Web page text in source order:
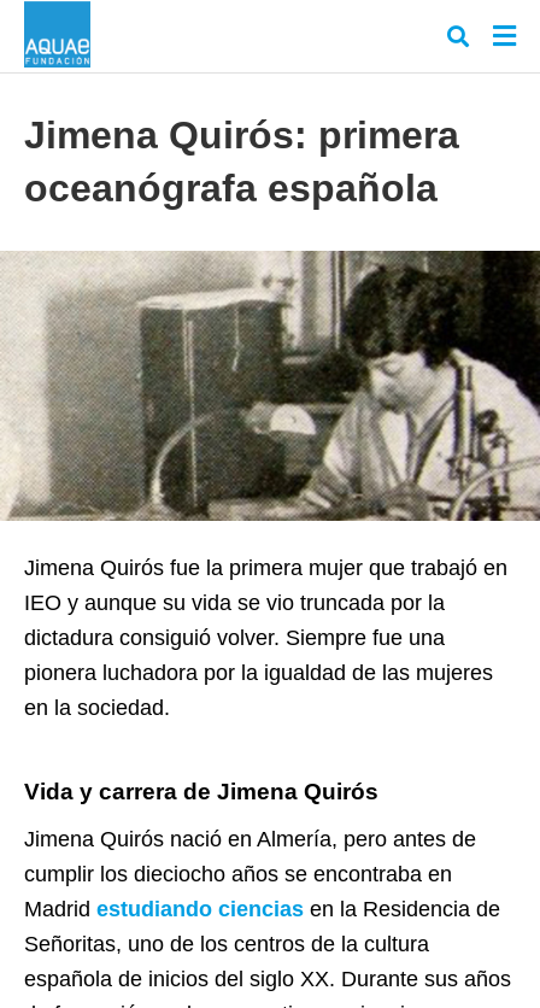
y
Jimena Quirós: primera
oceanógrafa española
Jimena Quirós fue la primera mujer que trabajó en
IEO y aunque su vida se vio truncada por la
dictadura consiguió volver. Siempre fue una
pionera luchadora por la igualdad de las mujeres
en la sociedad.
Vida y carrera de Jimena Quirós
Jimena Quirós nació en Almería, pero antes de
cumplir los dieciocho años se encontraba en
Madrid estudiando ciencias en la Residencia de
Señoritas, uno de los centros de la cultura
española de inicios del siglo XX. Durante sus años